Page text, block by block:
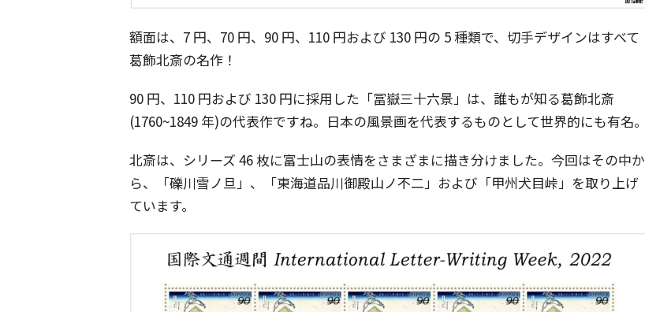
額面は、7 円、70 円、90 円、110 円および 130 円の 5 種類で、切手デザインはすべて
葛飾北斎の名作！
90 円、110 円および 130 円に採用した「冨嶽三十六景」は、誰もが知る葛飾北斎
(1760~1849 年)の代表作ですね。日本の風景画を代表するものとして世界的にも有名。
北斎は、シリーズ 46 枚に富士山の表情をさまざまに描き分けました。今回はその中か
ら、「礫川雪ノ旦」、「東海道品川御殿山ノ不二」および「甲州犬目峠」を取り上げ
ています。